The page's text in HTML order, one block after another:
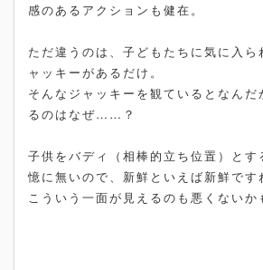
感のあるアクションも健在。
ただ違うのは、子どもたちに気に入ら
ャッキーがあるだけ。
そんなジャッキーを観ているとなんだ
るのはなぜ……？
子供をバディ（相棒的立ち位置）とす
憶に無いので、新鮮といえば新鮮です
こういう一面が見えるのも悪くないか